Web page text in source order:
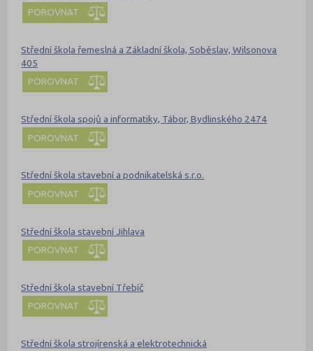
POROVNAT
Střední škola řemeslná a Základní škola, Soběslav, Wilsonova
405
POROVNAT
Střední škola spojů a informatiky, Tábor, Bydlinského 2474
POROVNAT
Střední škola stavební a podnikatelská s.r.o.
POROVNAT
Střední škola stavební Jihlava
POROVNAT
Střední škola stavební Třebíč
POROVNAT
Střední škola strojírenská a elektrotechnická